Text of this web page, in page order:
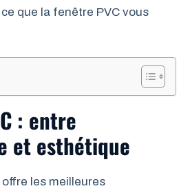
que la fenêtre PVC vous
: entre
et esthétique
offre les meilleures